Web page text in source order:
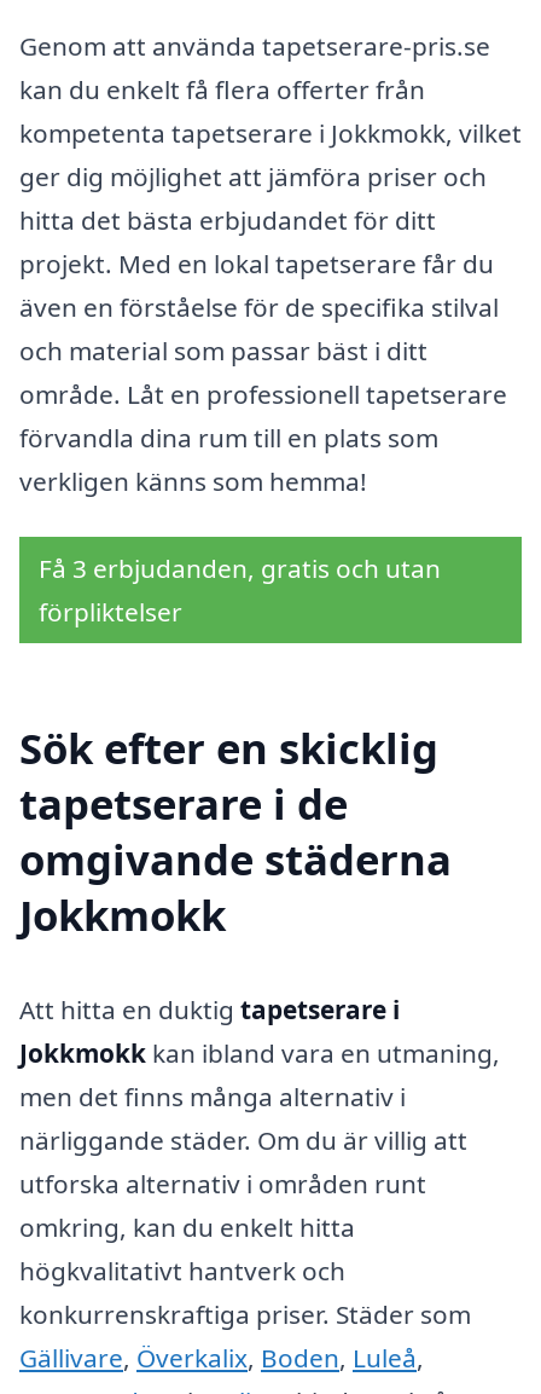
Genom att använda tapetserare-pris.se
kan du enkelt få flera offerter från
kompetenta tapetserare i Jokkmokk, vilket
ger dig möjlighet att jämföra priser och
hitta det bästa erbjudandet för ditt
projekt. Med en lokal tapetserare får du
även en förståelse för de specifika stilval
och material som passar bäst i ditt
område. Låt en professionell tapetserare
förvandla dina rum till en plats som
verkligen känns som hemma!
Få 3 erbjudanden, gratis och utan
förpliktelser
Sök efter en skicklig
tapetserare i de
omgivande städerna
Jokkmokk
Att hitta en duktig tapetserare i
Jokkmokk kan ibland vara en utmaning,
men det finns många alternativ i
närliggande städer. Om du är villig att
utforska alternativ i områden runt
omkring, kan du enkelt hitta
högkvalitativt hantverk och
konkurrenskraftiga priser. Städer som
Gällivare, Överkalix, Boden, Luleå,